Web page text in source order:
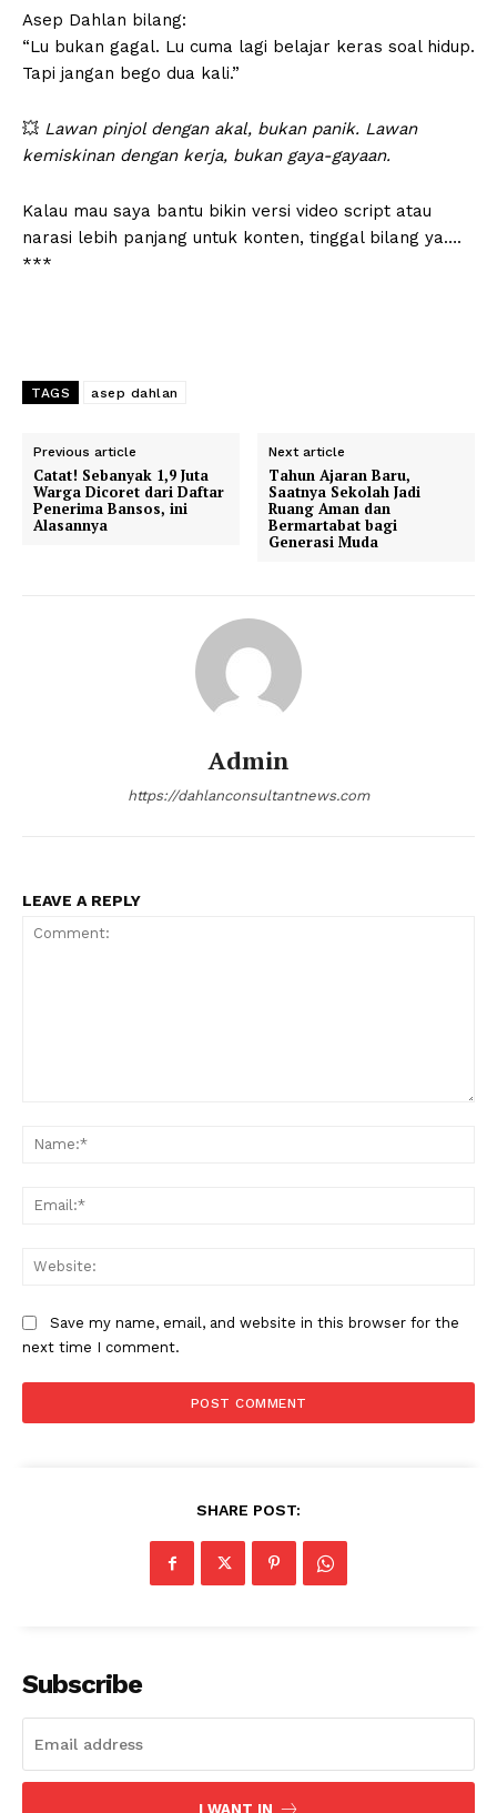
Asep Dahlan bilang:
“Lu bukan gagal. Lu cuma lagi belajar keras soal hidup.
Tapi jangan bego dua kali.”
💥 Lawan pinjol dengan akal, bukan panik. Lawan
kemiskinan dengan kerja, bukan gaya-gayaan.
Kalau mau saya bantu bikin versi video script atau
narasi lebih panjang untuk konten, tinggal bilang ya….
***
TAGS asep dahlan
Previous article
Catat! Sebanyak 1,9 Juta
Warga Dicoret dari Daftar
Penerima Bansos, ini
Alasannya
Next article
Tahun Ajaran Baru,
Saatnya Sekolah Jadi
Ruang Aman dan
Bermartabat bagi
Generasi Muda
Admin
https://dahlanconsultantnews.com
LEAVE A REPLY
Save my name, email, and website in this browser for the
next time I comment.
SHARE POST:
Subscribe
I WANT IN